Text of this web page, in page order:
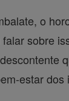
o
sobre
estar dos